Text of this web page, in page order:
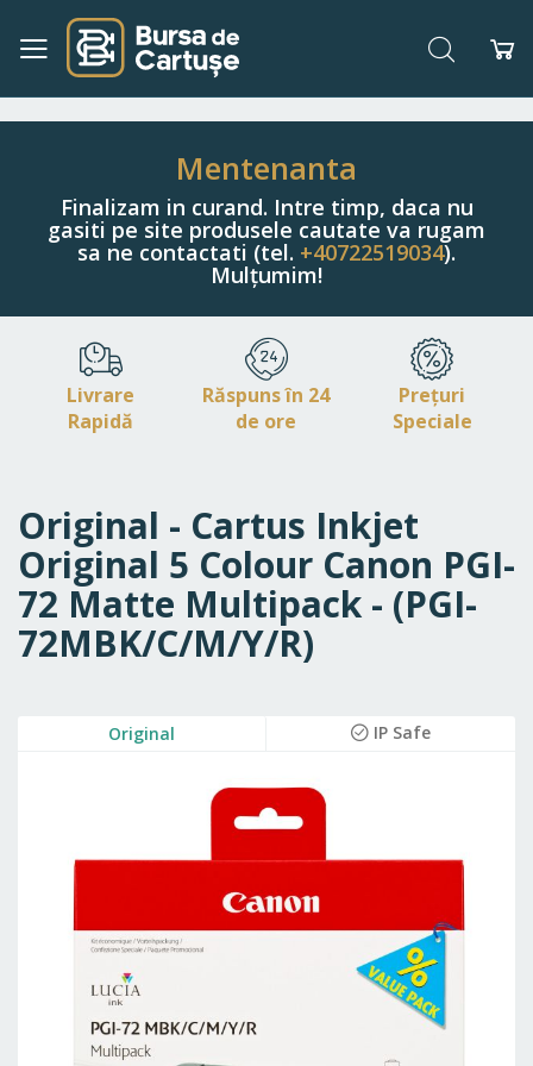
Navigați
Conținut
Căutare
Mentenanta
Finalizam in curand. Intre timp, daca nu
gasiti pe site produsele cautate va rugam
sa ne contactati (tel. +40722519034).
Mulțumim!
Livrare
Rapidă
Răspuns în 24
de ore
Prețuri
Speciale
Original - Cartus Inkjet
Original 5 Colour Canon PGI-
72 Matte Multipack - (PGI-
72MBK/C/M/Y/R)
Original IP Safe